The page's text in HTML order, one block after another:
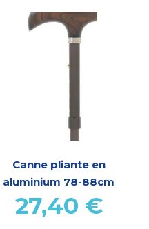
Canne pliante en
aluminium 78-88cm
27,40 €